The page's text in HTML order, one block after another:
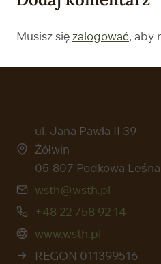
Musisz sięzalogować, aby
ul. Jana Pawła II 39
Żółwin
05-807 Podkowa Leśna
wsth@wsth.pl
+48 22 758 92 14
www.wsth.pl
REGON 011399516